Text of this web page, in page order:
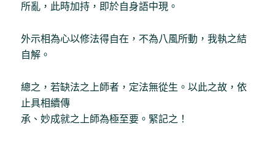
所亂，此時加持，即於自身語中現。
外示相為心以修法得自在，不為八風所動，我執之結
自解。
總之，若缺法之上師者，定法無從生。以此之故，依
止具相續傳
承、妙成就之上師為極至要。緊記之！